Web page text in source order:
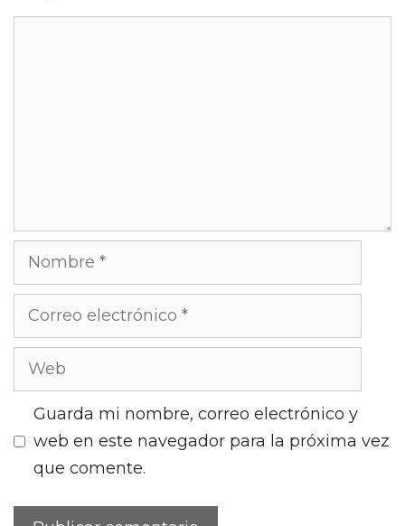
Nombre
Correo
electrónico
Web
Guarda mi nombre, correo electrónico y
web en este navegador para la próxima vez
que comente.